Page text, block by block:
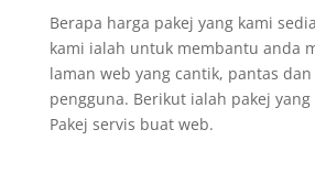
Berapa harga pakej yang kami
kami ialah untuk membantu anda
laman web yang cantik, pantas dan
pengguna. Berikut ialah pakej
Pakej servis buat web.